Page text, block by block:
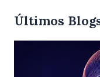
Últimos